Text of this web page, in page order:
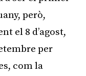
però,
el 8 d’agost,
per
com la